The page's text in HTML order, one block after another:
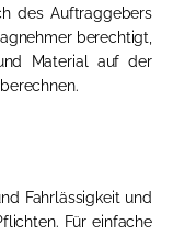
des Auftraggebers
berechtigt,
Material auf der
Fahrlässigkeit und
Für einfache